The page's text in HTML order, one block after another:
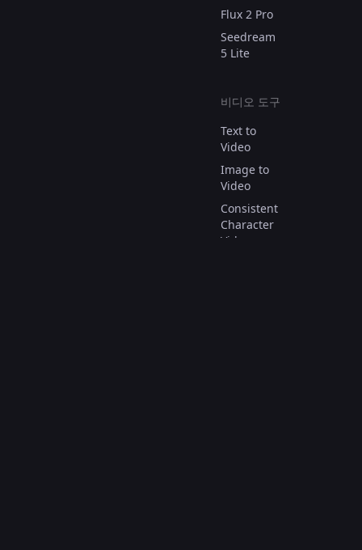
Flux 2 Pro
Seedream
5 Lite
비디오 도구
Text to
Video
Image to
Video
Consistent
Character
Video